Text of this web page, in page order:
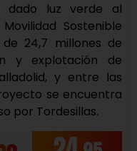
dado luz verde al
Sostenible
24,7 millones de
y explotación de
y entre las
se encuentra
por Tordesillas.